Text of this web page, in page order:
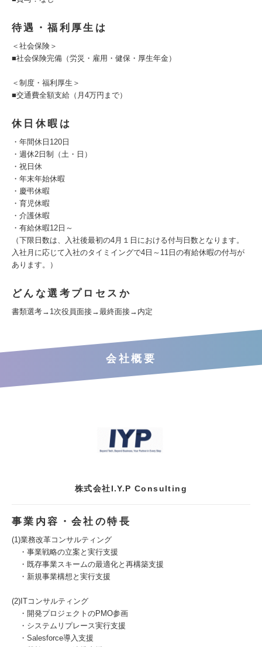
待遇・福利厚生は
＜社会保険＞
■社会保険完備（労災・雇用・健保・厚生年金）
＜制度・福利厚生＞
■交通費全額支給（月4万円まで）
休日休暇は
・年間休日120日
・週休2日制（土・日）
・祝日休
・年末年始休暇
・慶弔休暇
・育児休暇
・介護休暇
・有給休暇12日～
（下限日数は、入社後最初の4月１日における付与日数となります。
入社月に応じて入社のタイミイングで4日～11日の有給休暇の付与が
あります。）
どんな選考プロセスか
書類選考→1次役員面接→最終面接→内定
会社概要
株式会社I.Y.P Consulting
事業内容・会社の特長
(1)業務改革コンサルティング
・事業戦略の立案と実行支援
・既存事業スキームの最適化と再構築支援
・新規事業構想と実行支援
(2)ITコンサルティング
・開発プロジェクトのPMO参画
・システムリプレース実行支援
・Salesforce導入支援